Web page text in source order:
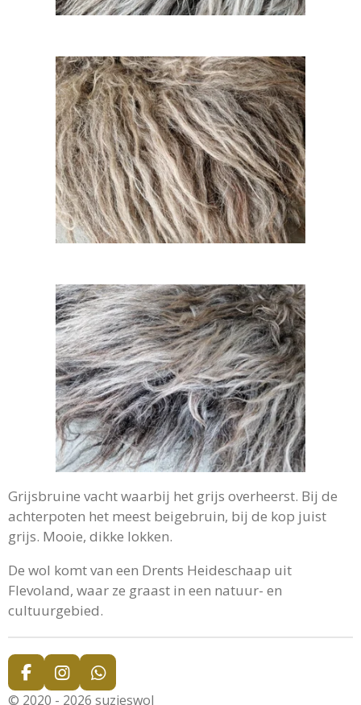
Grijsbruine vacht waarbij het grijs overheerst. Bij de
achterpoten het meest beigebruin, bij de kop juist
grijs. Mooie, dikke lokken.
De wol komt van een Drents Heideschaap uit
Flevoland, waar ze graast in een natuur- en
cultuurgebied.
F
a
I
n
W
h
© 2020 - 2026 suzieswol